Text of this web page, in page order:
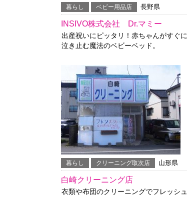
暮らし ベビー用品店 長野県
INSIVO株式会社 Dr.マミー
出産祝いにピッタリ！赤ちゃんがすぐに
泣き止む魔法のベビーベッド。
暮らし クリーニング取次店 山形県
白崎クリーニング店
衣類や布団のクリーニングでフレッシュ